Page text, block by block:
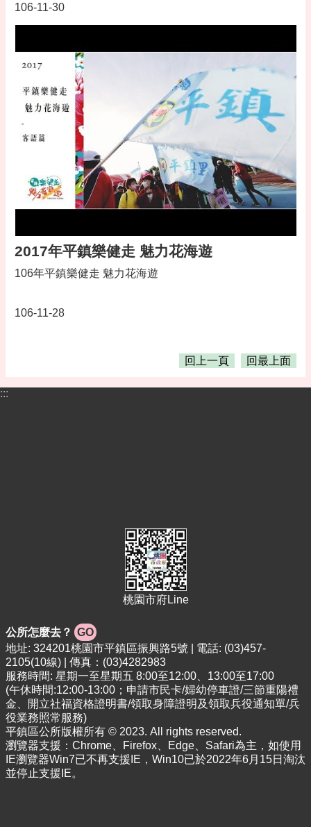
106-11-30
2017年平鎮樂健走 魅力花海遊
106-11-28
106年平鎮樂健走 魅力花海遊
回上一頁 回最上面
:::
桃園市府Line
公所怎麼去？ GO
地址: 324201桃園市平鎮區振興路5號 | 電話: (03)457-
2105(10線) | 傳真：(03)4282983
服務時間: 星期一至星期五 8:00至12:00、13:00至17:00
(午休時間:12:00-13:00；申請市民卡/婦幼停車證/三節重陽禮
金、開立社福資格證明書/領取身障證明及領取兵役通知單/兵
役業務照常服務)
平鎮區公所版權所有 © 2023. All rights reserved.
瀏覽器支援：Chrome、Firefox、Edge、Safari為主，如使用
IE瀏覽器Win7已不再支援IE，Win10已於2022年6月15日淘汰
並停止支援IE。